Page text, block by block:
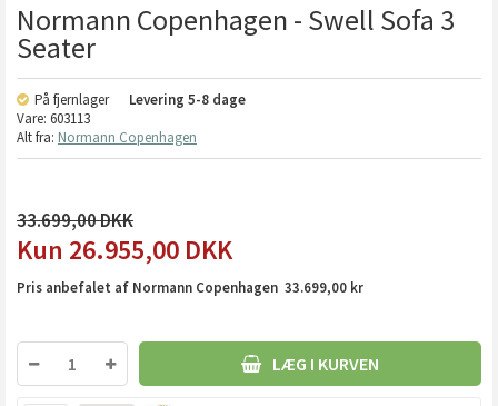
Normann Copenhagen - Swell Sofa 3
Seater
På fjernlager Levering 5-8 dage
Vare: 603113
Alt fra: Normann Copenhagen
33.699,00
26.955,00 DKK
Pris anbefalet af Normann Copenhagen 33.699,00 kr
LÆG I KURVEN